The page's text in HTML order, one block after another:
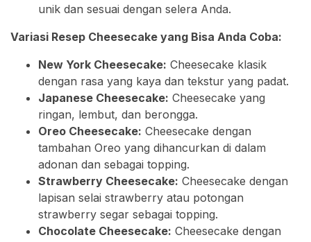
unik dan sesuai dengan selera Anda.
Variasi Resep Cheesecake yang Bisa Anda Coba:
New York Cheesecake: Cheesecake klasik
dengan rasa yang kaya dan tekstur yang padat.
Japanese Cheesecake: Cheesecake yang
ringan, lembut, dan berongga.
Oreo Cheesecake: Cheesecake dengan
tambahan Oreo yang dihancurkan di dalam
adonan dan sebagai topping.
Strawberry Cheesecake: Cheesecake dengan
lapisan selai strawberry atau potongan
strawberry segar sebagai topping.
Chocolate Cheesecake: Cheesecake dengan